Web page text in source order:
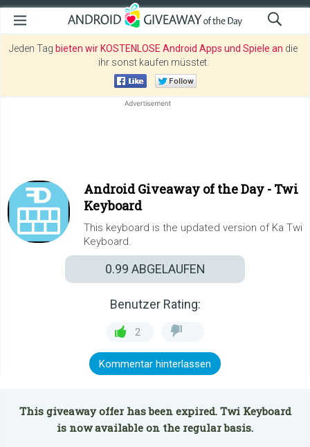
Jeden Tag bieten wir KOSTENLOSE Android Apps und Spiele an die
ihr sonst kaufen müsstet.
Android Giveaway of the Day - Twi
Keyboard
This keyboard is the updated version of Ka Twi
Keyboard.
0.99 ABGELAUFEN
Benutzer Rating:
2
Kommentar hinterlassen
This giveaway offer has been expired. Twi Keyboard
is now available on the regular basis.